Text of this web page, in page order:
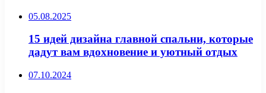
05.08.2025
15 идей дизайна главной спальни, которые
дадут вам вдохновение и уютный отдых
07.10.2024